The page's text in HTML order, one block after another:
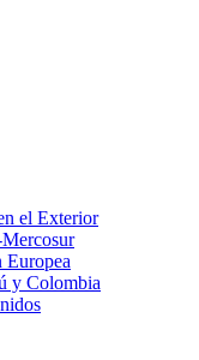
el Exterior
Europea
y Colombia